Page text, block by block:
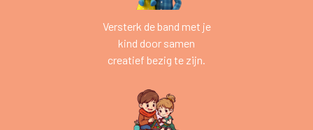
Versterk de band met je
kind door samen
creatief bezig te zijn.